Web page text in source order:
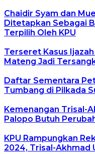
Chaidir Syam dan
Ditetapkan Sebagai
Terpilih Oleh KPU
Terseret Kasus
Mateng Jadi
Daftar Sementara
Tumbang di Pilkada
Kemenangan Trisal-
Palopo Butuh
KPU Rampungkan
2024, Trisal-Akhmad